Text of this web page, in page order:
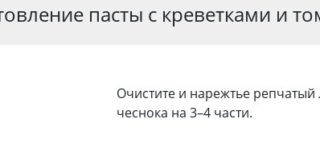
пасты с креветками и
Очистите и нарежтье
чеснока на 3–4 части.